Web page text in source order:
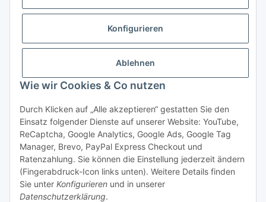
Konfigurieren
Ablehnen
Wie wir Cookies & Co nutzen
Durch Klicken auf „Alle akzeptieren“ gestatten Sie den
Einsatz folgender Dienste auf unserer Website: YouTube,
ReCaptcha, Google Analytics, Google Ads, Google Tag
Manager, Brevo, PayPal Express Checkout und
Ratenzahlung. Sie können die Einstellung jederzeit ändern
(Fingerabdruck-Icon links unten). Weitere Details finden
Sie unter Konfigurieren und in unserer
Datenschutzerklärung.
Rechtliches
Vertrag widerrufen
* Alle Preise inkl. gesetzlicher USt., zzgl.